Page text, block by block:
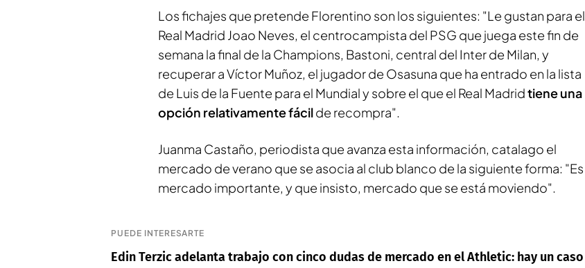
Los fichajes que pretende Florentino son los siguientes: "Le gustan para el
Real Madrid Joao Neves, el centrocampista del PSG que juega este fin de
semana la final de la Champions, Bastoni, central del Inter de Milan, y
recuperar a Víctor Muñoz, el jugador de Osasuna que ha entrado en la lista
de Luis de la Fuente para el Mundial y sobre el que el Real Madridtiene una
opción relativamente fácilde recompra".
Juanma Castaño, periodista que avanza esta información, catalago el
mercado de verano que se asocia al club blanco de la siguiente forma: "Es
mercado importante, y que insisto, mercado que se está moviendo".
PUEDE INTERESARTE
Edin Terzic adelanta trabajo con cinco dudas de mercado en el Athletic: hay un caso